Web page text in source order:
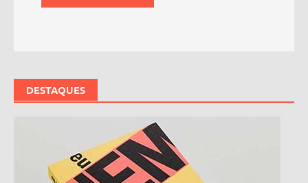
DESTAQUES